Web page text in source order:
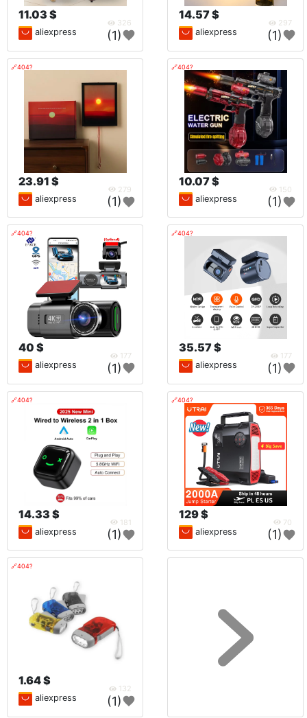
11.03 $
326
aliexpress (1)
14.57 $
297
aliexpress (1)
🔗404?
23.91 $
279
aliexpress (1)
🔗404?
10.07 $
150
aliexpress (1)
🔗404?
40 $
177
aliexpress (1)
🔗404?
35.57 $
177
aliexpress (1)
🔗404?
14.33 $
181
aliexpress (1)
🔗404?
129 $
70
aliexpress (1)
🔗404?
1.64 $
132
aliexpress (1)